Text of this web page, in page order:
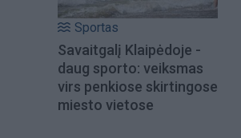
Sportas
Savaitgalį Klaipėdoje -
daug sporto: veiksmas
virs penkiose skirtingose
miesto vietose